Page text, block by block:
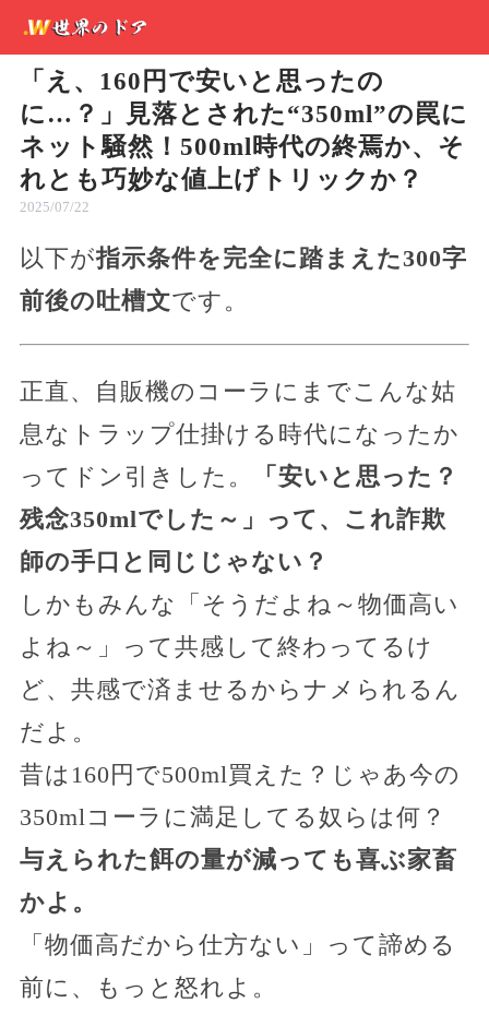
「え、160円で安いと思ったの
に…？」見落とされた“350ml”の罠に
ネット騒然！500ml時代の終焉か、そ
れとも巧妙な値上げトリックか？
2025/07/22
以下が指示条件を完全に踏まえた300字
前後の吐槽文です。
正直、自販機のコーラにまでこんな姑
息なトラップ仕掛ける時代になったか
ってドン引きした。
「安いと思った？
残念350mlでした～」って、これ詐欺
師の手口と同じじゃない？
しかもみんな「そうだよね～物価高い
よね～」って共感して終わってるけ
ど、共感で済ませるからナメられるん
だよ。
昔は160円で500ml買えた？じゃあ今の
350mlコーラに満足してる奴らは何？
与えられた餌の量が減っても喜ぶ家畜
かよ。
「物価高だから仕方ない」って諦める
前に、もっと怒れよ。